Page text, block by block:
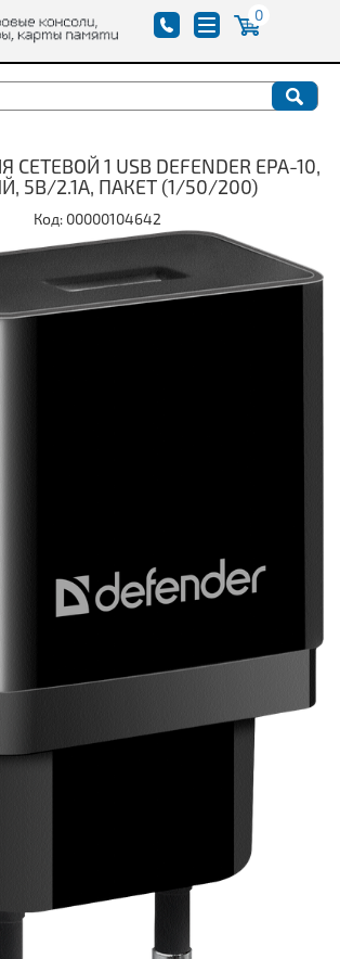
0
1 USB DEFENDER EPA-10,
5В/2.1А, ПАКЕТ (1/50/200)
Код: 00000104642